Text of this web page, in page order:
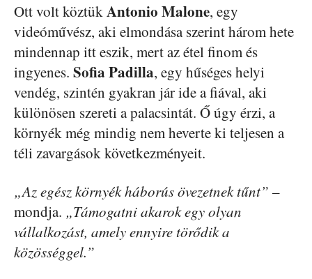
Ott volt köztükAntonio Malone, egy
videóművész, aki elmondása szerint három hete
mindennap itt eszik, mert az étel finom és
ingyenes. Sofia Padilla, egy hűséges helyi
vendég, szintén gyakran jár ide a fiával, aki
különösen szereti a palacsintát. Ő úgy érzi, a
környék még mindig nem heverte ki teljesen a
téli zavargások következményeit.
„Az egész környék háborús övezetnek tűnt” –
mondja. „Támogatni akarok egy olyan
vállalkozást, amely ennyire törődik a
közösséggel.”